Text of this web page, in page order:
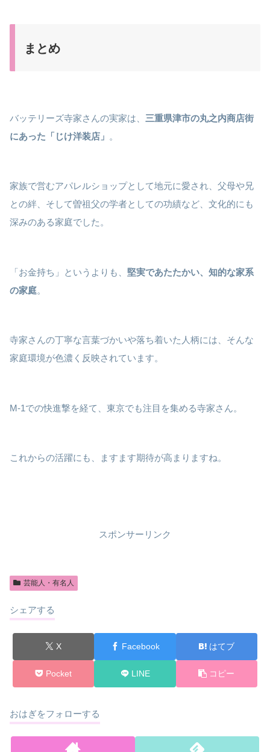
まとめ
バッテリーズ寺家さんの実家は、 三重県津市の丸之内商店街
にあった「じけ洋装店」 。
家族で営むアパレルショップとして地元に愛され、父母や兄
との絆、そして曽祖父の学者としての功績など、文化的にも
深みのある家庭でした。
「お金持ち」というよりも、 堅実であたたかい、知的な家系
の家庭。
寺家さんの丁寧な言葉づかいや落ち着いた人柄には、そんな
家庭環境が色濃く反映されています。
M-1での快進撃を経て、東京でも注目を集める寺家さん。
これからの活躍にも、ますます期待が高まりますね。
スポンサーリンク
芸能人・有名人
シェアする
X Facebook はてブ
Pocket LINE コピー
おはぎをフォローする